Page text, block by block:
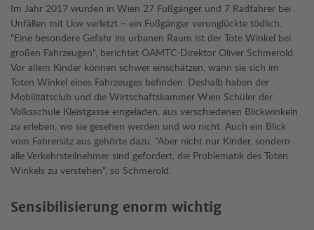
Im Jahr 2017 wurden in Wien 27 Fußgänger und 7 Radfahrer bei
Unfällen mit Lkw verletzt – ein Fußgänger verunglückte tödlich.
"Eine besondere Gefahr im urbanen Raum ist der Tote Winkel bei
großen Fahrzeugen", berichtet ÖAMTC-Direktor Oliver Schmerold.
Vor allem Kinder können schwer einschätzen, wann sie sich im
Toten Winkel eines Fahrzeuges befinden. Deshalb haben der
Mobilitätsclub und die Wirtschaftskammer Wien Schüler der
Volksschule Kleistgasse eingeladen, aus verschiedenen Blickwinkeln
zu erleben, wo sie gesehen werden und wo nicht. Auch ein Blick
vom Fahrersitz aus gehörte dazu. "Aber nicht nur Kinder, sondern
alle Verkehrsteilnehmer sind gefordert, die Problematik des Toten
Winkels zu verstehen", so Schmerold.
Sensibilisierung enorm wichtig